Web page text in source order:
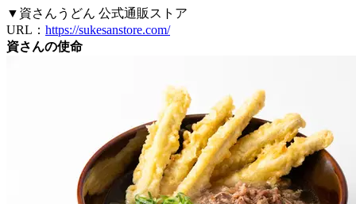
▼資さんうどん 公式通販ストア
URL： https://sukesanstore.com/
資さんの使命